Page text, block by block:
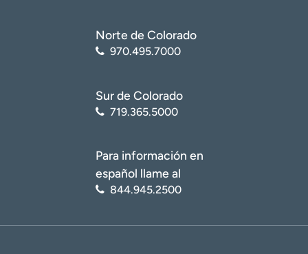
Norte de Colorado
970.495.7000
Sur de Colorado
719.365.5000
Para información en
español llame al
844.945.2500